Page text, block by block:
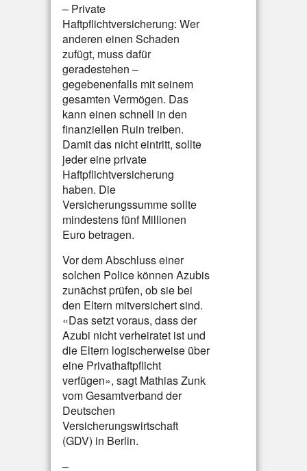
– Private
Haftpflichtversicherung: Wer
anderen einen Schaden
zufügt, muss dafür
geradestehen –
gegebenenfalls mit seinem
gesamten Vermögen. Das
kann einen schnell in den
finanziellen Ruin treiben.
Damit das nicht eintritt, sollte
jeder eine private
Haftpflichtversicherung
haben. Die
Versicherungssumme sollte
mindestens fünf Millionen
Euro betragen.
Vor dem Abschluss einer
solchen Police können Azubis
zunächst prüfen, ob sie bei
den Eltern mitversichert sind.
«Das setzt voraus, dass der
Azubi nicht verheiratet ist und
die Eltern logischerweise über
eine Privathaftpflicht
verfügen», sagt Mathias Zunk
vom Gesamtverband der
Deutschen
Versicherungswirtschaft
(GDV) in Berlin.
–